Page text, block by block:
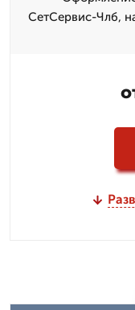
СетСервис-Члб,